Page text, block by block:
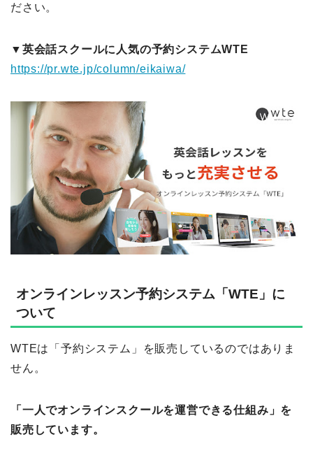
ださい。
▼英会話スクールに人気の予約システムWTE
https://pr.wte.jp/column/eikaiwa/
オンラインレッスン予約システム「WTE」に
ついて
WTEは「予約システム」を販売しているのではありま
せん。
「一人でオンラインスクールを運営できる仕組み」を
販売しています。